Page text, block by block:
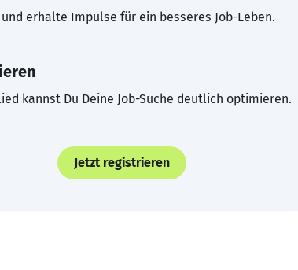
erhalte Impulse für ein besseres Job-Leben.
kannst Du Deine Job-Suche deutlich optimieren.
Jetzt registrieren